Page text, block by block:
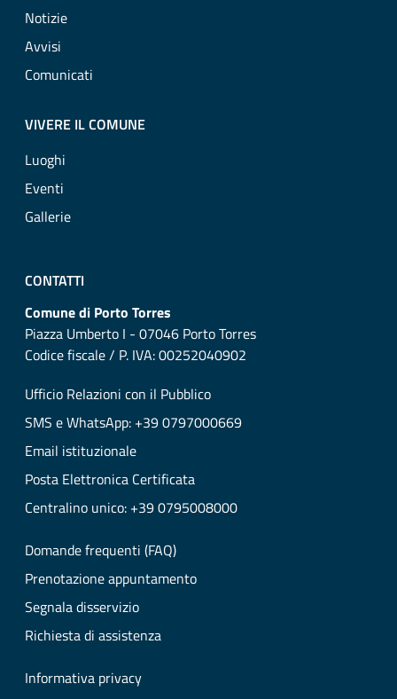
Notizie
Avvisi
Comunicati
VIVERE IL COMUNE
Luoghi
Eventi
Gallerie
CONTATTI
Comune di Porto Torres
Piazza Umberto I - 07046 Porto Torres
Codice fiscale / P. IVA: 00252040902
Ufficio Relazioni con il Pubblico
SMS e WhatsApp: +39 0797000669
Email istituzionale
Posta Elettronica Certificata
Centralino unico: +39 0795008000
Domande frequenti (FAQ)
Prenotazione appuntamento
Segnala disservizio
Richiesta di assistenza
Informativa privacy